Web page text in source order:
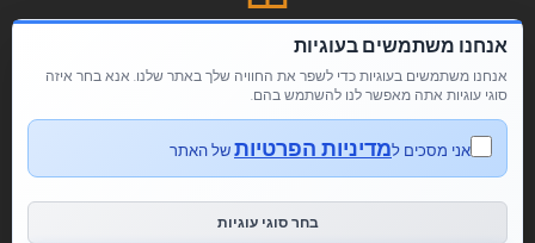
ליווי צמוד
כמי שנולד וגדל בשכונת ביצרון רמת ישראל ובעל
מכירה של הנכס שלכם
אנחנו משתמשים בעוגיות
אנחנו משתמשים בעוגיות כדי לשפר את החוויה שלך באתר שלנו. אנא בחר איזה
סוגי עוגיות אתה מאפשר לנו להשתמש בהם.
אני מסכים למדיניות הפרטיותשל האתר
בחר סוגי עוגיות